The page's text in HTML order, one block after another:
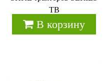
TB
В корзину